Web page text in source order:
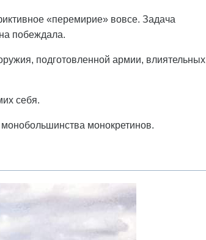
«перемирие» вовсе. Задача
побеждала.
подготовленной армии, влиятельных
себя.
монокретинов.